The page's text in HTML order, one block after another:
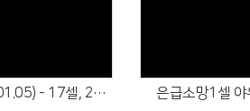
연합 셀모임 (2026.01.05) - 17셀, 25셀, 29셀, 35셀 은급소망1셀